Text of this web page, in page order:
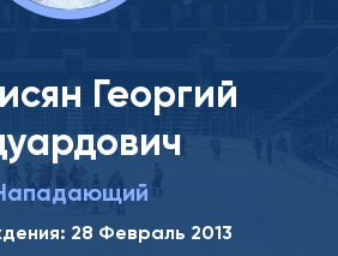
Георгий
28 Февраль 2013